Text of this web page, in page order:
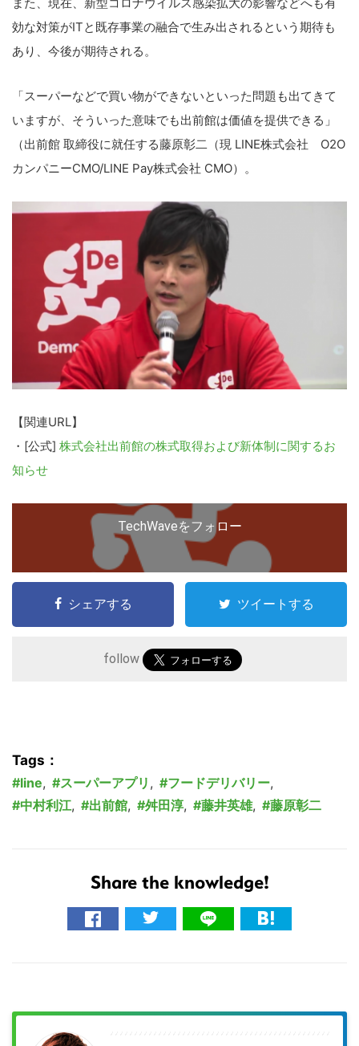
効な対策がITと既存事業の融合で生み出されるという期待も
あり、今後が期待される。
「スーパーなどで買い物ができないといった問題も出てきて
いますが、そういった意味でも出前館は価値を提供できる」
（出前館 取締役に就任する藤原彰二（現 LINE株式会社 O2O
カンパニーCMO/LINE Pay株式会社 CMO）。
【関連URL】
・[公式] 株式会社出前館の株式取得および新体制に関するお
知らせ
TechWaveをフォロー
シェアする ツイートする
follow
Tags：
line, スーパーアプリ , フードデリバリー,
中村利江, 出前館, 舛田淳, 藤井英雄, 藤原彰二
Share the knowledge!